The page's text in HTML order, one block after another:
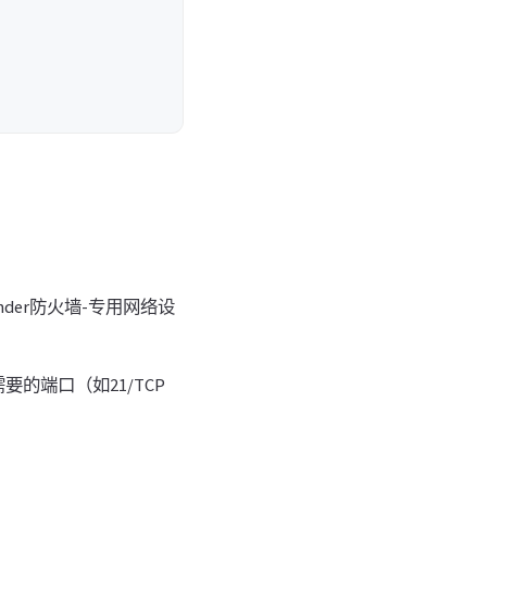
防火墙-专用网络设
的端口（如21/TCP